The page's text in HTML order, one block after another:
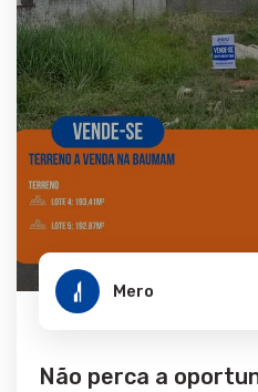
Mero
Não perca a